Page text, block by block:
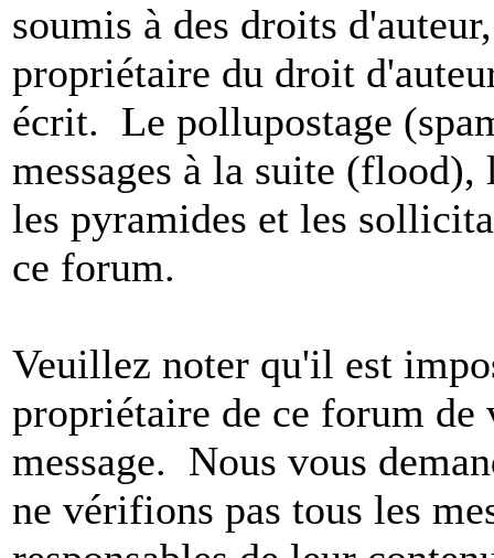
soumis à des droits
propriétaire du droit
écrit. Le pollupostage
messages à la suite
les pyramides et les
ce forum.
Veuillez noter qu'il est
propriétaire de ce forum
message. Nous vous
ne vérifions pas tous les